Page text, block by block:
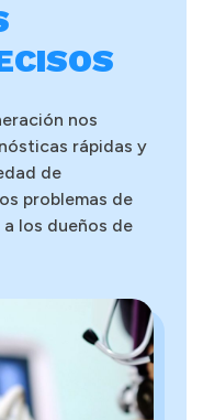
nos
rápidas y
de
problemas de
los dueños de